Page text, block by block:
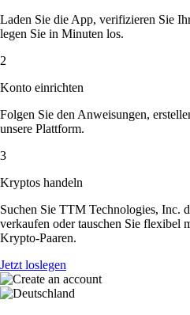
Laden Sie die App, verifizieren Sie
legen Sie in Minuten los.
2
Konto einrichten
Folgen Sie den Anweisungen,
unsere Plattform.
3
Kryptos handeln
Suchen Sie TTM Technologies, Inc.
verkaufen oder tauschen Sie flexibel
Krypto-Paaren.
Jetzt loslegen